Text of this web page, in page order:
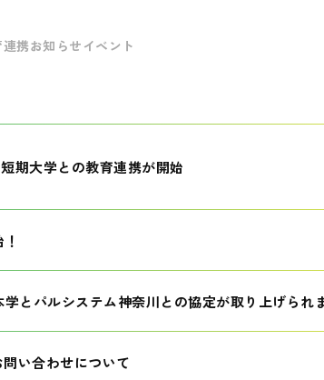
携お知らせ イベント
期大学との教育連携が開始
学とパルシステム神奈川との協定が取り上げられ
い合わせについて